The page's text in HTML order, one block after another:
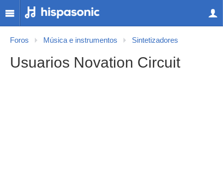
Foros Música e instrumentos Sintetizadores
Usuarios Novation Circuit